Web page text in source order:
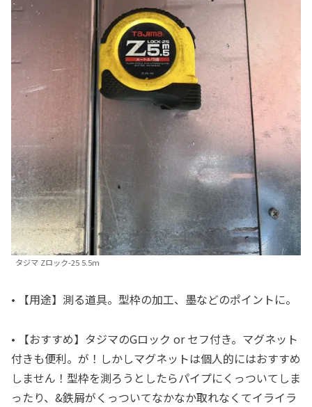
タジマ Zロック-25 5.5m
• 【用途】測る道具。型枠の加工、墨などのポイントに。
• 【おすすめ】タジマのGロック or セフ付き。マグネット
付きも便利。が！しかしマグネットは個人的にはおすすめ
しません！型枠を測ろうとしたらパイプにくっついてしま
ったり、&鉄屑がくっついてなかなか取れなくてイライラ